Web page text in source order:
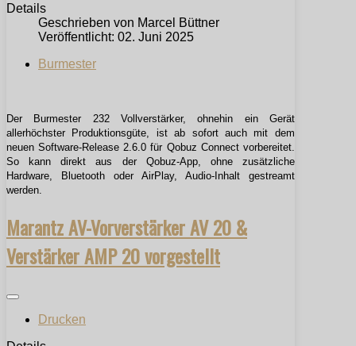
Details
Geschrieben von Marcel Büttner
Veröffentlicht: 02. Juni 2025
Burmester
Der Burmester 232 Vollverstärker, ohnehin ein Gerät
allerhöchster Produktionsgüte, ist ab sofort auch mit dem
neuen Software-Release 2.6.0 für Qobuz Connect vorbereitet.
So kann direkt aus der Qobuz-App, ohne zusätzliche
Hardware, Bluetooth oder AirPlay, Audio-Inhalt gestreamt
werden.
Marantz AV-Vorverstärker AV 20 &
Verstärker AMP 20 vorgestellt
Drucken